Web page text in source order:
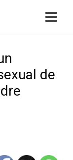
de